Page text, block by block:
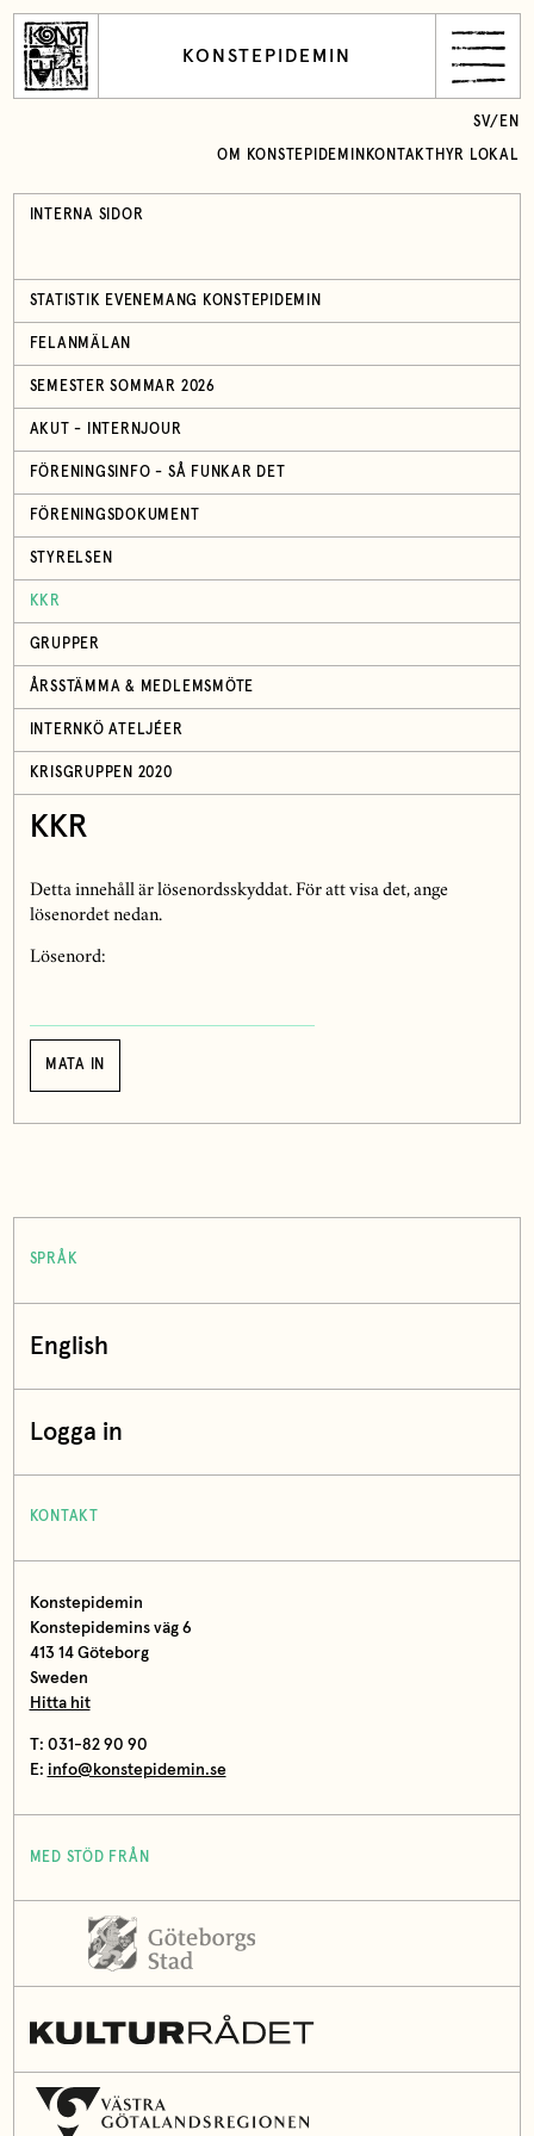
KONSTEPIDEMIN
OM KONSTEPIDEMIN KONTAKT HYR LOKAL
SV/ EN
INTERNA SIDOR
STATISTIK EVENEMANG KONSTEPIDEMIN
FELANMÄLAN
SEMESTER SOMMAR 2026
AKUT - INTERNJOUR
FÖRENINGSINFO - SÅ FUNKAR DET
FÖRENINGSDOKUMENT
STYRELSEN
KKR
GRUPPER
ÅRSSTÄMMA & MEDLEMSMÖTE
INTERNKÖ ATELJÉER
KRISGRUPPEN 2020
KKR
Detta innehåll är lösenordsskyddat. För att visa det, ange
lösenordet nedan.
Lösenord:
SPRÅK
English
Logga in
KONTAKT
Konstepidemin
Konstepidemins väg 6
413 14 Göteborg
Sweden
Hitta hit
T: 031-82 90 90
E: info@konstepidemin.se
MED STÖD FRÅN